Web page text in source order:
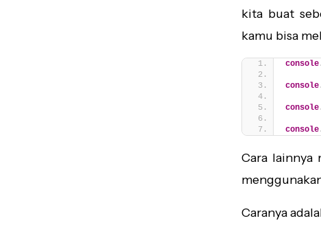
kita buat
kamu bisa
console
console
console
console
Cara lainnya
Caranya